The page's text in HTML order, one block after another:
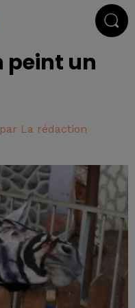
peint un
La rédaction